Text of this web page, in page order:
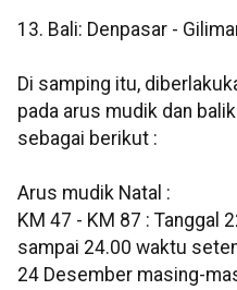
13. Bali: Denpasar -
Di samping itu,
pada arus mudik dan
sebagai berikut :
Arus mudik Natal :
KM 47 - KM 87 : Tanggal
sampai 24.00 waktu
24 Desember masing-